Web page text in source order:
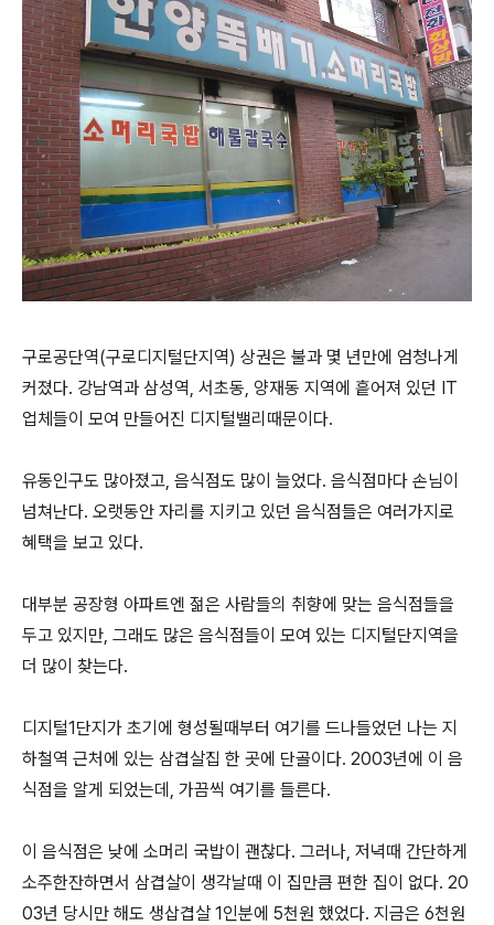
구로공단역(구로디지털단지역) 상권은 불과 몇 년만에 엄청나게
커졌다. 강남역과 삼성역, 서초동, 양재동 지역에 흩어져 있던 IT
업체들이 모여 만들어진 디지털밸리때문이다.
유동인구도 많아졌고, 음식점도 많이 늘었다. 음식점마다 손님이
넘쳐난다. 오랫동안 자리를 지키고 있던 음식점들은 여러가지로
혜택을 보고 있다.
대부분 공장형 아파트엔 젊은 사람들의 취향에 맞는 음식점들을
두고 있지만, 그래도 많은 음식점들이 모여 있는 디지털단지역을
더 많이 찾는다.
디지털1단지가 초기에 형성될때부터 여기를 드나들었던 나는 지
하철역 근처에 있는 삼겹살집 한 곳에 단골이다. 2003년에 이 음
식점을 알게 되었는데, 가끔씩 여기를 들른다.
이 음식점은 낮에 소머리 국밥이 괜찮다. 그러나, 저녁때 간단하게
소주한잔하면서 삼겹살이 생각날때 이 집만큼 편한 집이 없다. 20
03년 당시만 해도 생삽겹살 1인분에 5천원 했었다. 지금은 6천원